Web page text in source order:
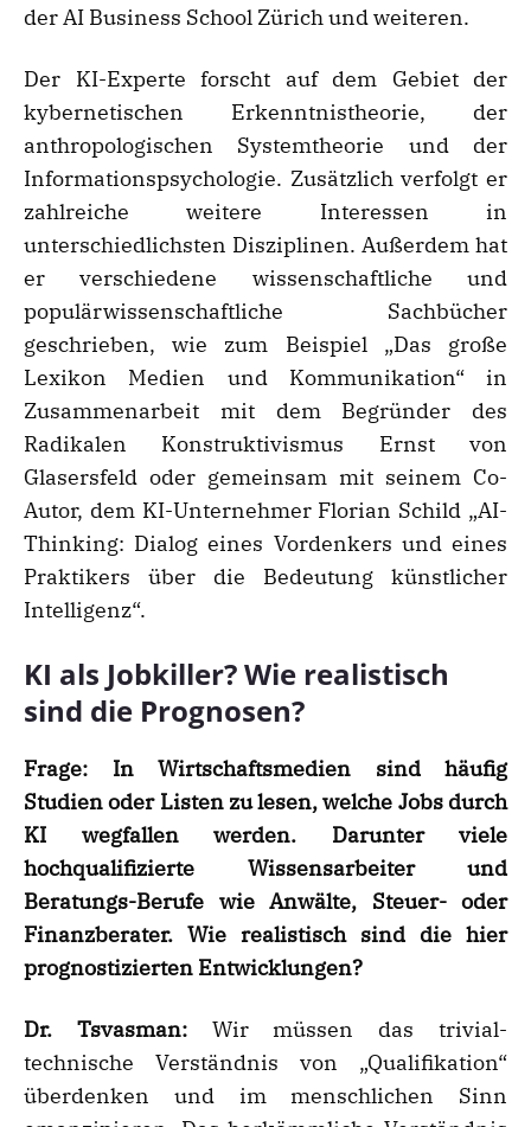
der AI Business School Zürich und weiteren.
Der KI-Experte forscht auf dem Gebiet der
kybernetischen Erkenntnistheorie, der
anthropologischen Systemtheorie und der
Informationspsychologie. Zusätzlich verfolgt er
zahlreiche weitere Interessen in
unterschiedlichsten Disziplinen. Außerdem hat
er verschiedene wissenschaftliche und
populärwissenschaftliche Sachbücher
geschrieben, wie zum Beispiel „Das große
Lexikon Medien und Kommunikation“ in
Zusammenarbeit mit dem Begründer des
Radikalen Konstruktivismus Ernst von
Glasersfeld oder gemeinsam mit seinem Co-
Autor, dem KI-Unternehmer Florian Schild „AI-
Thinking: Dialog eines Vordenkers und eines
Praktikers über die Bedeutung künstlicher
Intelligenz“.
KI als Jobkiller? Wie realistisch
sind die Prognosen?
Frage: In Wirtschaftsmedien sind häufig
Studien oder Listen zu lesen, welche Jobs durch
KI wegfallen werden. Darunter viele
hochqualifizierte Wissensarbeiter und
Beratungs-Berufe wie Anwälte, Steuer- oder
Finanzberater. Wie realistisch sind die hier
prognostizierten Entwicklungen?
Dr. Tsvasman: Wir müssen das trivial-
technische Verständnis von „Qualifikation“
überdenken und im menschlichen Sinn